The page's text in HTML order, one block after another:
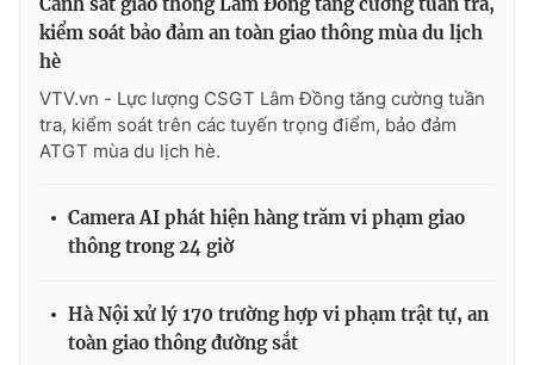
kiểm soát bảo đảm an toàn giao thông mùa du lịch
hè
VTV.vn - Lực lượng CSGT Lâm Đồng tăng cường tuần
tra, kiểm soát trên các tuyến trọng điểm, bảo đảm
ATGT mùa du lịch hè.
Camera AI phát hiện hàng trăm vi phạm giao
thông trong 24 giờ
Hà Nội xử lý 170 trường hợp vi phạm trật tự, an
toàn giao thông đường sắt